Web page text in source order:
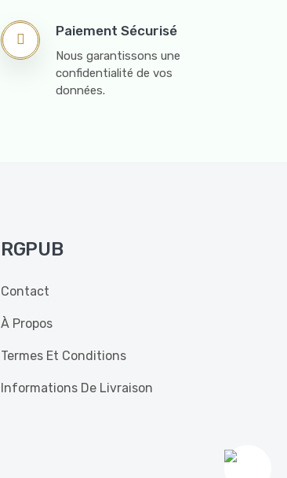
Paiement Sécurisé
Nous garantissons une
confidentialité de vos
données.
RGPUB
Contact
À Propos
Termes Et Conditions
Informations De Livraison